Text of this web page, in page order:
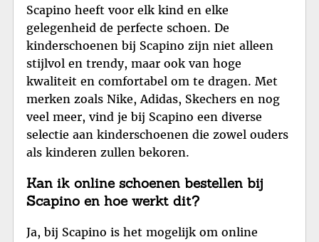
Scapino heeft voor elk kind en elke
gelegenheid de perfecte schoen. De
kinderschoenen bij Scapino zijn niet alleen
stijlvol en trendy, maar ook van hoge
kwaliteit en comfortabel om te dragen. Met
merken zoals Nike, Adidas, Skechers en nog
veel meer, vind je bij Scapino een diverse
selectie aan kinderschoenen die zowel ouders
als kinderen zullen bekoren.
Kan ik online schoenen bestellen bij
Scapino en hoe werkt dit?
Ja, bij Scapino is het mogelijk om online